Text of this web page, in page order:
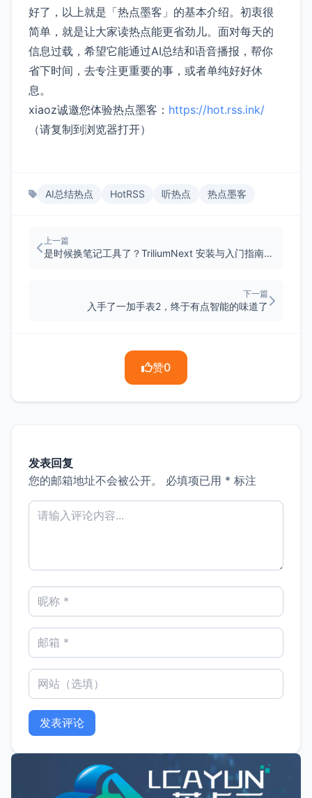
好了，以上就是「热点墨客」的基本介绍。初衷很
简单，就是让大家读热点能更省劲儿。面对每天的
信息过载，希望它能通过AI总结和语音播报，帮你
省下时间，去专注更重要的事，或者单纯好好休
息。
xiaoz诚邀您体验热点墨客： https://hot.rss.ink/
（请复制到浏览器打开）
AI总结热点 HotRSS 听热点 热点墨客
上一篇
是时候换笔记工具了？TriliumNext 安装与入门指南（支持 Docker）
下一篇
入手了一加手表2，终于有点智能的味道了
赞0
发表回复
您的邮箱地址不会被公开。
必填项已用 * 标注